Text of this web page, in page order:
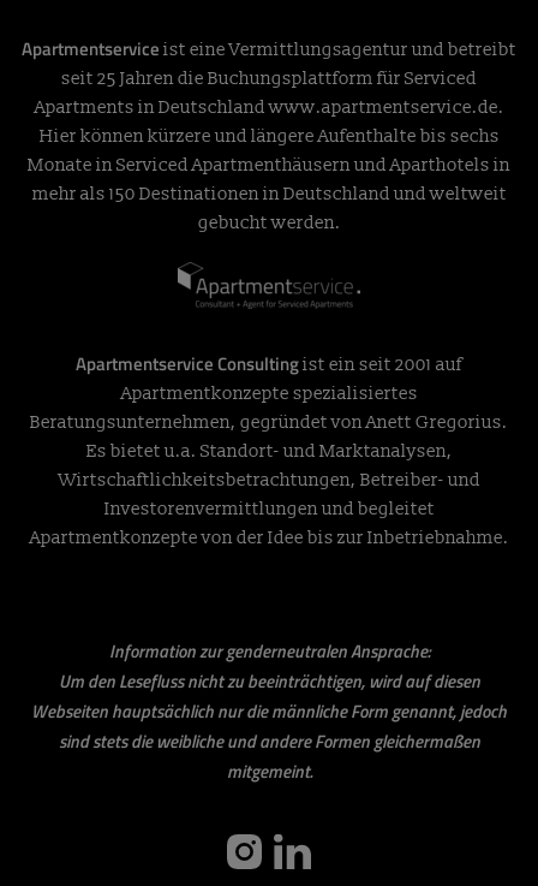
Apartmentservice ist eine Vermittlungsagentur und betreibt
seit 25 Jahren die Buchungsplattform für Serviced
Apartments in Deutschlandwww.apartmentservice.de.
Hier können kürzere und längere Aufenthalte bis sechs
Monate in Serviced Apartmenthäusern und Aparthotels in
mehr als 150 Destinationen in Deutschland und weltweit
gebucht werden.
Apartmentservice Consultingist ein seit 2001 auf
Apartmentkonzepte spezialisiertes
Beratungsunternehmen, gegründet von Anett Gregorius.
Es bietet u.a. Standort- und Marktanalysen,
Wirtschaftlichkeitsbetrachtungen, Betreiber- und
Investorenvermittlungen und begleitet
Apartmentkonzepte von der Idee bis zur Inbetriebnahme.
Information zur genderneutralen Ansprache:
Um den Lesefluss nicht zu beeinträchtigen, wird auf diesen
Webseiten hauptsächlich nur die männliche Form genannt, jedoch
sind stets die weibliche und andere Formen gleichermaßen
mitgemeint.
instagram